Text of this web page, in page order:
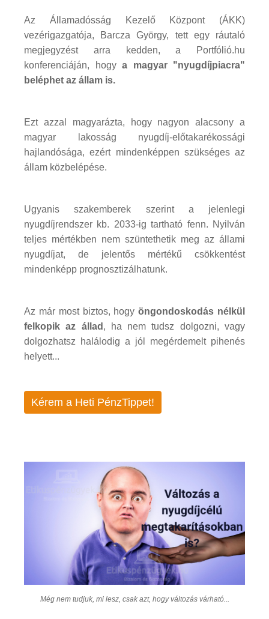
Az Államadósság Kezelő Központ (ÁKK)
vezérigazgatója, Barcza György, tett egy ráutaló
megjegyzést arra kedden, a Portfólió.hu
konferenciáján, hogy a magyar "nyugdíjpiacra"
beléphet az állam is.
Ezt azzal magyarázta, hogy nagyon alacsony a
magyar lakosság nyugdíj-előtakarékossági
hajlandósága, ezért mindenképpen szükséges az
állam közbelépése.
Ugyanis szakemberek szerint a jelenlegi
nyugdíjrendszer kb. 2033-ig tartható fenn. Nyilván
teljes mértékben nem szüntethetik meg az állami
nyugdíjat, de jelentős mértékű csökkentést
mindenképp prognosztizálhatunk.
Az már most biztos, hogyöngondoskodás nélkül
felkopik az állad , ha nem tudsz dolgozni, vagy
dolgozhatsz halálodig a jól megérdemelt pihenés
helyett...
Kérem a Heti PénzTippet!
Még nem tudjuk, mi lesz, csak azt, hogy változás várható...